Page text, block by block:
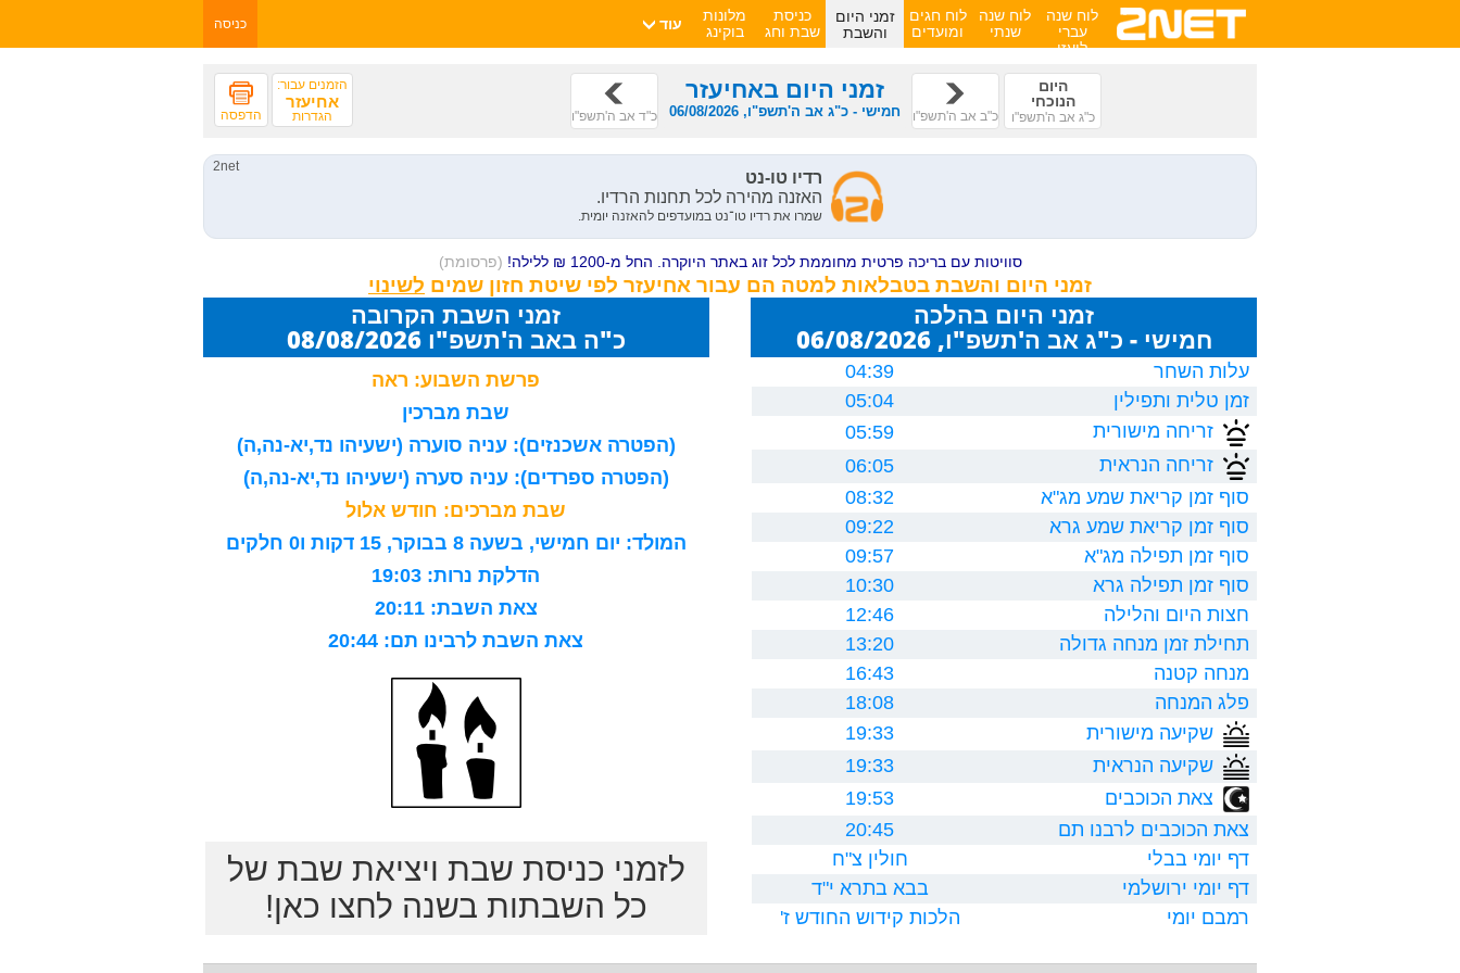
לוח שנה
עברי
לועזי
לוח שנה
שנתי
לוח חגים
ומועדים
זמני היום
והשבת
כניסת
שבת וחג
מלונות
בוקינג
עוד כניסה
הזמנים עבור:
אחיעזר
הגדרות הדפסה
היום
הנוכחי
כ"ג אב ה'תשפ"ו כ"ב אב ה'תשפ"ו
זמני היום באחיעזר
חמישי - כ"ג אב ה'תשפ"ו, 06/08/2026 כ"ד אב ה'תשפ"ו
סוויטות עם בריכה פרטית מחוממת לכל זוג באתר היוקרה. החל מ-1200 ₪ ללילה! (פרסומת)
זמני היום והשבת בטבלאות למטה הם עבור אחיעזר לפי שיטת חזון שמים
זמני היום בהלכה
חמישי - כ"ג אב ה'תשפ"ו, 06/08/2026
עלות השחר
04:39
זמן טלית ותפילין
05:04
זריחה מישורית
05:59
זריחה הנראית
06:05
סוף זמן קריאת שמע מג"א
08:32
סוף זמן קריאת שמע גרא
09:22
סוף זמן תפילה מג"א
09:57
סוף זמן תפילה גרא
10:30
חצות היום והלילה
12:46
תחילת זמן מנחה גדולה
13:20
מנחה קטנה
16:43
פלג המנחה
18:08
שקיעה מישורית
19:33
שקיעה הנראית
19:33
צאת הכוכבים
19:53
צאת הכוכבים לרבנו תם
20:45
דף יומי בבלי
חולין צ"ח
דף יומי ירושלמי
בבא בתרא י"ד
רמבם יומי
הלכות קידוש החודש ז'
זמני השבת הקרובה
כ"ה באב ה'תשפ"ו 08/08/2026
פרשת השבוע: ראה
שבת מברכין
(הפטרה אשכנזים): עניה סוערה (ישעיהו נד,יא-נה,ה)
(הפטרה ספרדים): עניה סערה (ישעיהו נד,יא-נה,ה)
שבת מברכים: חודש אלול
המולד: יום חמישי, בשעה 8 בבוקר, 15 דקות ו0 חלקים
הדלקת נרות: 19:03
צאת השבת: 20:11
צאת השבת לרבינו תם: 20:44
לזמני כניסת שבת ויציאת שבת של
כל השבתות בשנה לחצו כאן!